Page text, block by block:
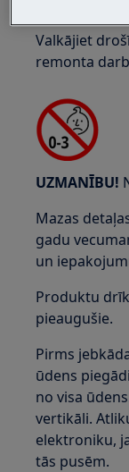
Valkājiet
remonta
UZMANĪBU!
Mazas
gadu
un
Produktu
pieaugušie.
Pirms
ūdens
no visa
vertikāli.
elektroniku,
tās pusēm.